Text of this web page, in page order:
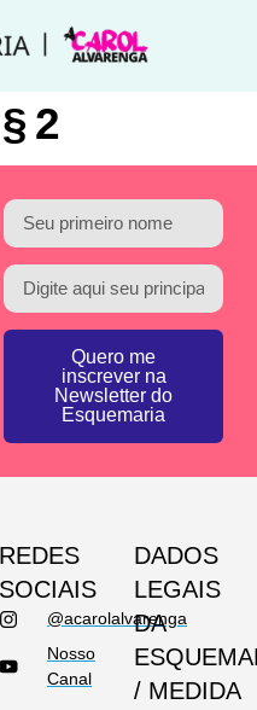
2
Quero me
inscrever na
Newsletter do
Esquemaria
REDES
SOCIAIS
@acarolalvarenga
Nosso
Canal
DADOS
LEGAIS
DA
/ MEDIDA